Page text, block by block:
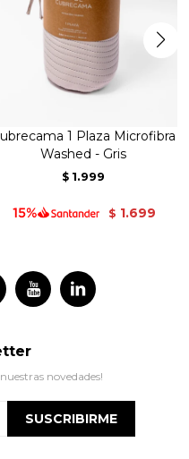
1 Plaza Microfibra
Washed - Gris
$ 1.999
$ 1.699
 
novedades!
SUSCRIBIRME